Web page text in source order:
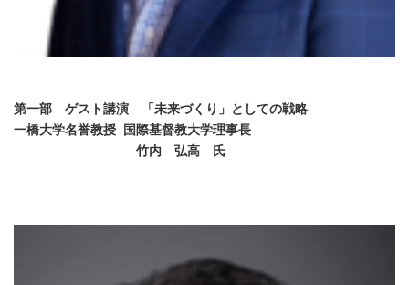
第一部 ゲスト講演 「未来づくり」としての戦略
一橋大学名誉教授 国際基督教大学理事長
竹内 弘高 氏